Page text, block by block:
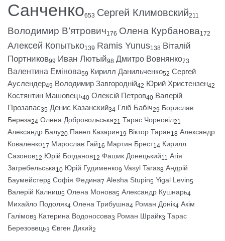
Санченко653 Сергей Климовский211
Володимир В’ятрович176 Олена Курбанова172
Алексей Копытько139 Ramis Yunus138 Віталій
Портников99 Иван Лютый98 Дмитро Вовнянко73
Валентина Емінова59 Кирилл Данильченко52 Сергей
Ауслендер49 Володимир Завгородній42 Юрий Христензен42
Костянтин Машовець40 Олексій Петров40 Валерій
Прозапас35 Денис Казанский34 Гліб Бабіч29 Борислав
Береза24 Олена Добровольська21 Тарас Чорновіл21
Александр Балу20 Павел Казарин19 Віктор Таран18 Александр
Коваленко17 Мирослав Гай16 Мартин Брест14 Кирилл
Сазонов12 Юрій Богданов12 Фашик Донецький11 Агія
Загребельська10 Юрій Гудименко9 Vasyl Taras8 Андрій
Баумейстер8 Софія Федина7 Alesha Stupin5 Yigal Levin5
Валерій Калниш5 Олена Монова5 Александр Кушнарь4
Михайло Подоляк4 Олена Трибушна4 Роман Донік4 Акім
Галімов3 Катерина Водоносова3 Роман Шрайк3 Тарас
Березовець3 Євген Дикий2